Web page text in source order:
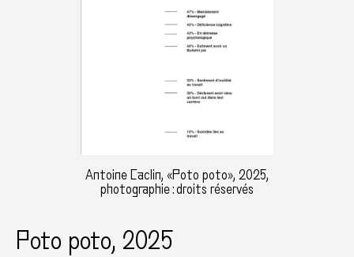
Antoine Caclin, «Poto poto», 2025,
photographie : droits réservés
Poto poto, 2025